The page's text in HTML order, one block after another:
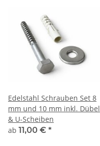
Edelstahl Schrauben Set 8
mm und 10 mm inkl. Dübel
& U-Scheiben
ab 11,00 € *